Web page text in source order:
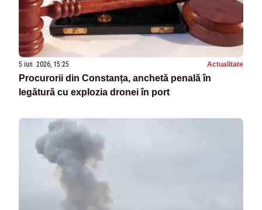
5 iun. 2026, 15:25 Actualitate
Procurorii din Constanța, anchetă penală în
legătură cu explozia dronei în port